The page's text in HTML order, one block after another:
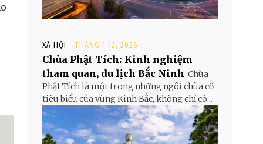
XÃ HỘI THÁNG 1 12, 2026
Chùa Phật Tích: Kinh nghiệm
tham quan, du lịch Bắc Ninh Chùa
Phật Tích là một trong những ngôi chùa cổ
tiêu biểu của vùng Kinh Bắc, không chỉ có...